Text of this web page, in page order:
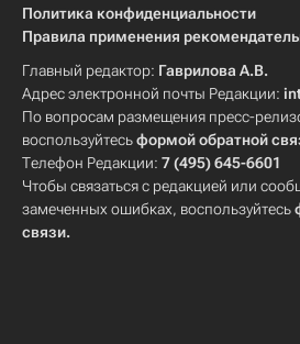
Политика конфиденциальности
Правила применения
Главный редактор: Гаврилова А.В.
Адрес электронной почты Редакции:
По вопросам размещения пресс-
воспользуйтесьформой обратной
Телефон Редакции: 7 (495) 645-6601
Чтобы связаться с редакцией или
замеченных ошибках, воспользуйтесь
связи.